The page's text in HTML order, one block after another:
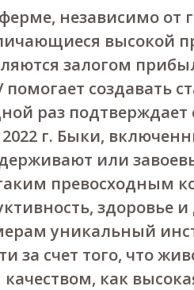
независимо от
высокой
залогом
помогает создавать
раз
2022 г. Быки,
или
превосходным
здоровье
уникальный
за счет того, что
как